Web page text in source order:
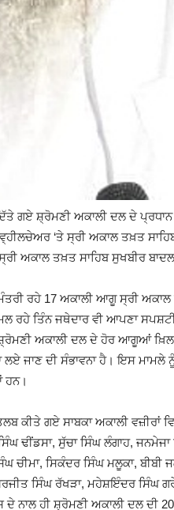
ਗਏ ਸ਼੍ਰੋਮਣੀ ਅਕਾਲੀ ਦਲ ਦੇ
‘ਤੇ ਸ੍ਰੀ ਅਕਾਲ ਤਖ਼ਤ
ਅਕਾਲ ਤਖ਼ਤ ਸਾਹਿਬ ਸੁਖਬੀਰ
ਰਹੇ 17 ਅਕਾਲੀ ਆਗੂ ਸ੍ਰੀ
ਰਹੇ ਤਿੰਨ ਜਥੇਦਾਰ ਵੀ ਆਪਣਾ
ਅਕਾਲੀ ਦਲ ਦੇ ਹੋਰ ਆਗੂਆਂ
ਲਏ ਜਾਣ ਦੀ ਸੰਭਾਵਨਾ ਹੈ। ਇਸ
ਹਨ।
ਕੀਤੇ ਗਏ ਸਾਬਕਾ ਅਕਾਲੀ ਵਜ਼ੀਰਾਂ
ਢੀਂਡਸਾ, ਸੁੱਚਾ ਸਿੰਘ ਲੰਗਾਹ, ਜਨਮੇਜਾ
ਸਿਕੰਦਰ ਸਿੰਘ ਮਲੂਕਾ, ਬੀਬੀ
ਸਿੰਘ ਰੱਖੜਾ, ਮਹੇਸ਼ਇੰਦਰ ਸਿੰਘ
ਨਾਲ ਹੀ ਸ਼੍ਰੋਮਣੀ ਅਕਾਲੀ ਦਲ ਦੀ